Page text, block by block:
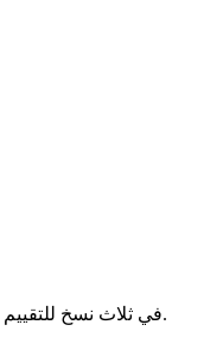
ضرورية. هذه للمحافظة في كيمبر. يجب ملء نموذج، Cerfa 14880*02، في ثلاث نسخ للتقييم الطبي. هناك رابط للتنزيل.